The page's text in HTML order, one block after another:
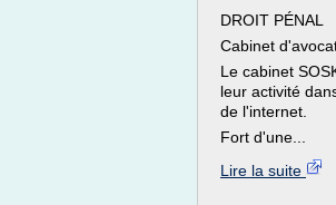
DROIT PÉNAL
Cabinet
Le cabinet
leur activité
de l'internet.
Fort d'une...
Lire la suite